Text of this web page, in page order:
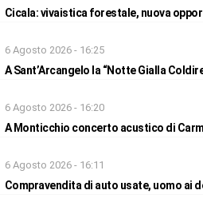
Cicala: vivaistica forestale, nuova
6 Agosto 2026 - 16:25
A Sant’Arcangelo la “Notte Gialla
6 Agosto 2026 - 16:20
A Monticchio concerto acustico di
6 Agosto 2026 - 16:11
Compravendita di auto usate, uomo ai